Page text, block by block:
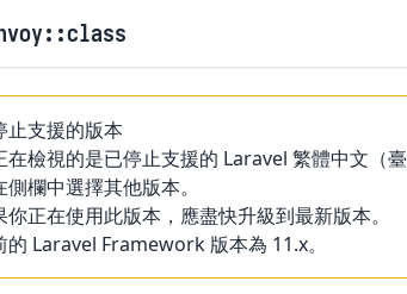
::class
止支援的版本
在檢視的是已停止支援的 Laravel 繁體中文（
側欄中選擇其他版本。
你正在使用此版本，應盡快升級到最新版本。
的 Laravel Framework 版本為 11.x。